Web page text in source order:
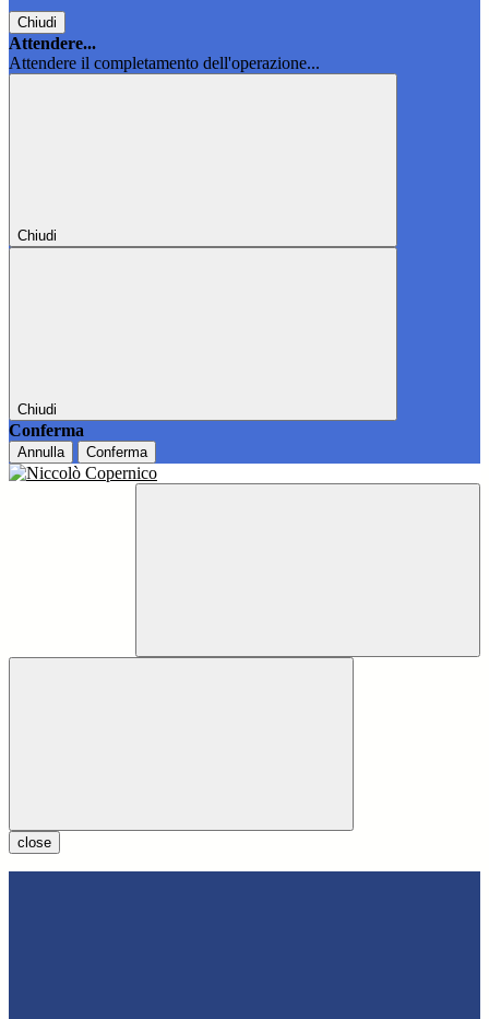
Chiudi
Attendere...
Attendere il completamento dell'operazione...
Chiudi
Chiudi
Conferma
Annulla Conferma
close